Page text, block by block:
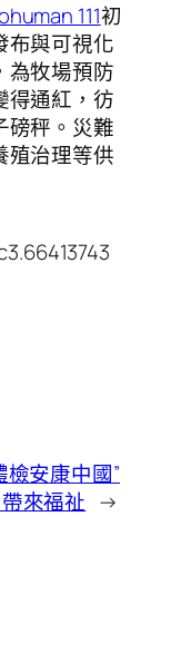
111初
布與可視化
為牧場預防
得通紅，彷
磅秤。災難
殖治理等供
檢安康中國”
來福祉 →